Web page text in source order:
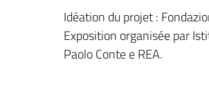
Idéation du projet :
Exposition organisée par
Paolo Conte e REA.